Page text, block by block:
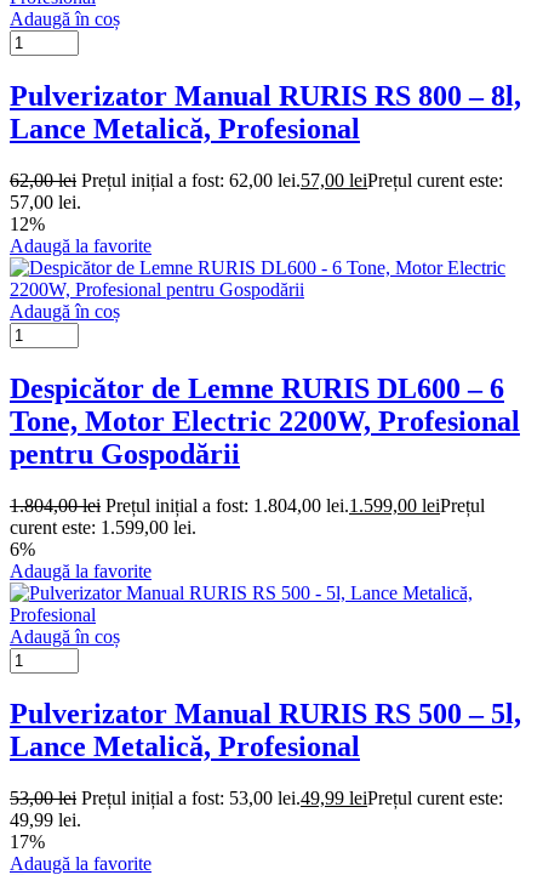
Adaugă în coș
Pulverizator Manual RURIS RS 800 – 8l,
Lance Metalică, Profesional
62,00lei Prețul inițial a fost: 62,00 lei.57,00 leiPrețul curent este:
57,00 lei.
12%
Adaugă la favorite
Adaugă în coș
Despicător de Lemne RURIS DL600 – 6
Tone, Motor Electric 2200W, Profesional
pentru Gospodării
1.804,00lei Prețul inițial a fost: 1.804,00 lei.1.599,00 leiPrețul
curent este: 1.599,00 lei.
6%
Adaugă la favorite
Adaugă în coș
Pulverizator Manual RURIS RS 500 – 5l,
Lance Metalică, Profesional
53,00lei Prețul inițial a fost: 53,00 lei.49,99 leiPrețul curent este:
49,99 lei.
17%
Adaugă la favorite